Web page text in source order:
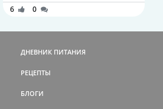
6 0
ДНЕВНИК ПИТАНИЯ
РЕЦЕПТЫ
БЛОГИ